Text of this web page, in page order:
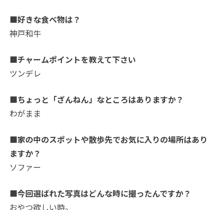
■好きな食べ物は？
神戸和牛
■チャームポイントを教えて下さい
ツンデレ
■ちょっと「ざんねん」なところはありますか？
わがまま
■家の中のスポットや散歩先でお気に入りの場所はあり
ますか？
ソファー
■今回選ばれた写真はどんな時に撮ったんですか？
おやつ欲しい時。